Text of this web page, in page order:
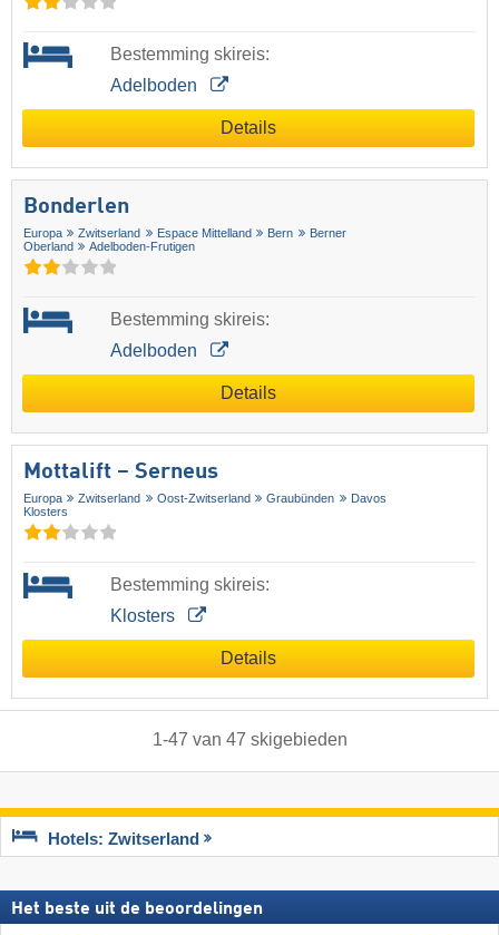
Bestemming skireis:
Adelboden
Details
Bonderlen
Europa Zwitserland Espace Mittelland Bern
Berner
Oberland
Adelboden-Frutigen
Bestemming skireis:
Adelboden
Details
Mottalift – Serneus
Europa Zwitserland Oost-Zwitserland Graubünden
Davos
Klosters
Bestemming skireis:
Klosters
Details
1-47 van 47 skigebieden
Hotels: Zwitserland
Het beste uit de beoordelingen